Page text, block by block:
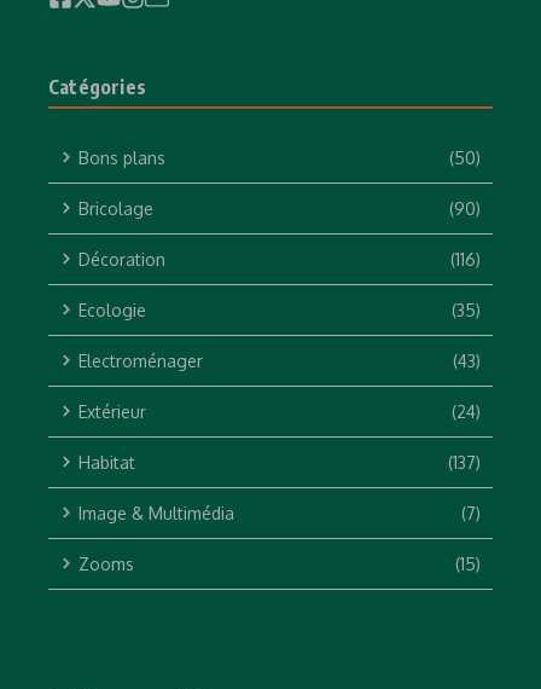
Catégories
Bons plans (50)
Bricolage (90)
Décoration (116)
Ecologie (35)
Electroménager (43)
Extérieur (24)
Habitat (137)
Image & Multimédia (7)
Zooms (15)